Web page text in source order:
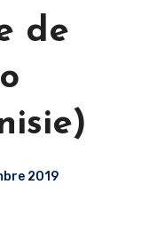
de
2019